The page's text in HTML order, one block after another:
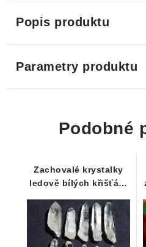
Popis produktu
Parametry produktu
Podobné
Zachovalé krystalky
ledově bílých křišťálů
ČR